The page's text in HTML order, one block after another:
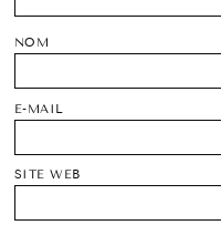
NOM
E-MAIL
SITE WEB